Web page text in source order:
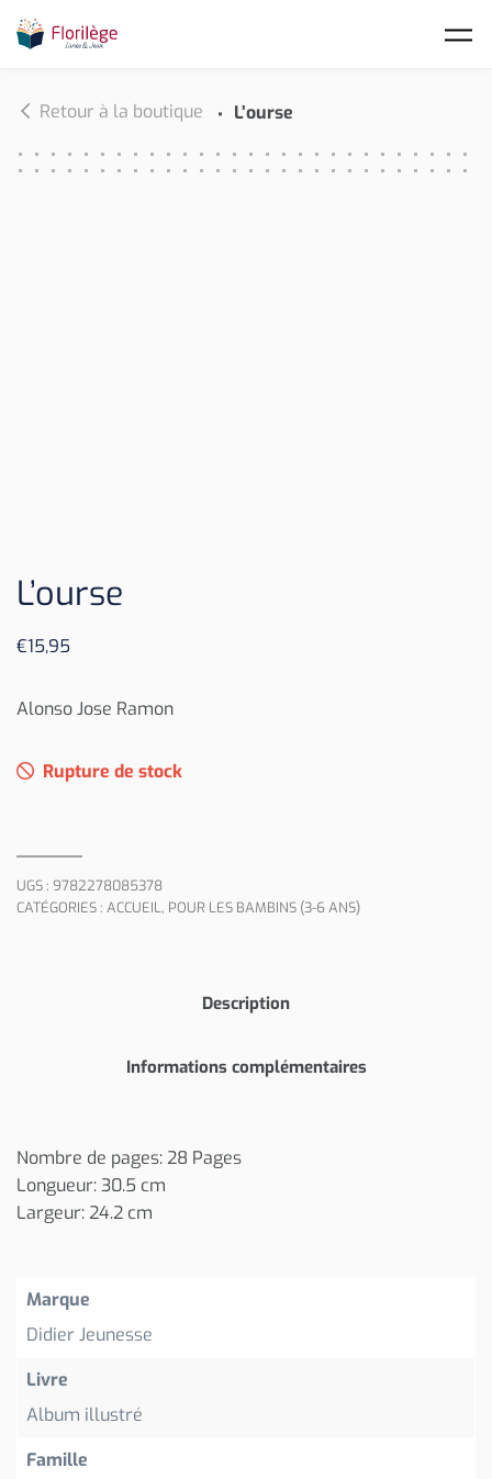
Retour à la boutique L’ourse
L’ourse
€15,95
Alonso Jose Ramon
Rupture de stock
UGS : 9782278085378
CATÉGORIES : ACCUEIL, POUR LES BAMBINS (3-6 ANS)
Description
Informations complémentaires
Nombre de pages: 28 Pages
Longueur: 30.5 cm
Largeur: 24.2 cm
Marque
Didier Jeunesse
Livre
Album illustré
Famille